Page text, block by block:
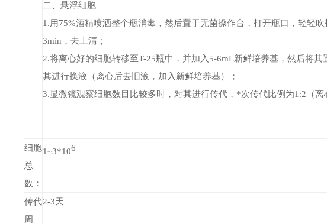
二、悬浮细胞
1.用75%酒精喷洒整个瓶消毒，然后置于无菌操作台，打开瓶口，轻轻
3min，去上清；
2.将离心好的细胞转移至T-25瓶中，并加入5-6mL新鲜培养基，然后将
其进行换液（离心后去旧液，加入新鲜培养基）；
3.显微镜观察细胞数目比较多时，对其进行传代，*次传代比例为1:2（离
细胞
总
数：
1~3*106
传代
周
2-3天